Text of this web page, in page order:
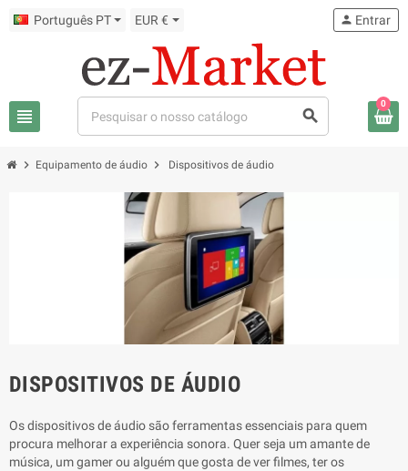
Português PT EUR €
view_headline search
person Entrar
0
chevron_right Equipamento de áudio chevron_right Dispositivos de áudio
DISPOSITIVOS DE ÁUDIO
Os dispositivos de áudio são ferramentas essenciais para quem
procura melhorar a experiência sonora. Quer seja um amante de
música, um gamer ou alguém que gosta de ver filmes, ter os